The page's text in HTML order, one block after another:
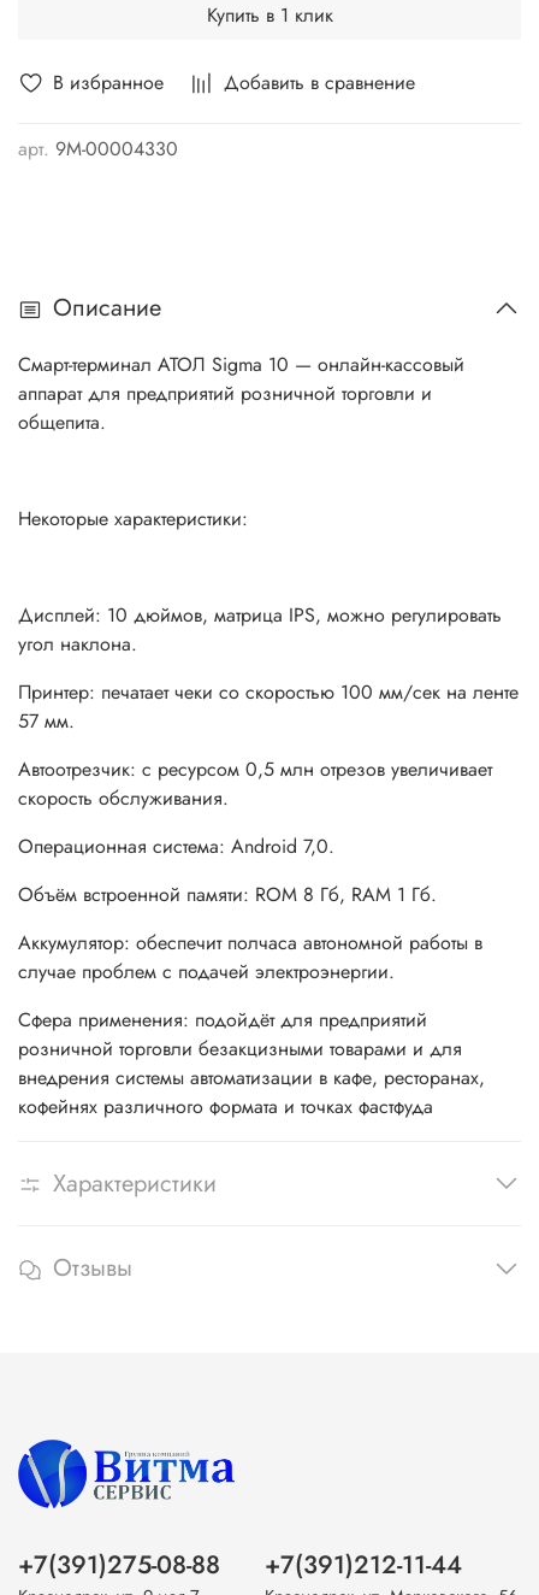
В избранное Добавить в сравнение
арт. 9М-00004330
Купить в 1 клик
Описание
Смарт-терминал АТОЛ Sigma 10 — онлайн-кассовый
аппарат для предприятий розничной торговли и
общепита.
Некоторые характеристики:
Дисплей: 10 дюймов, матрица IPS, можно регулировать
угол наклона.
Принтер: печатает чеки со скоростью 100 мм/сек на ленте
57 мм.
Автоотрезчик: с ресурсом 0,5 млн отрезов увеличивает
скорость обслуживания.
Операционная система: Android 7,0.
Объём встроенной памяти: ROM 8 Гб, RAM 1 Гб.
Аккумулятор: обеспечит полчаса автономной работы в
случае проблем с подачей электроэнергии.
Сфера применения: подойдёт для предприятий
розничной торговли безакцизными товарами и для
внедрения системы автоматизации в кафе, ресторанах,
кофейнях различного формата и точках фастфуда
Характеристики
Отзывы
+7(391)275-08-88 +7(391)212-11-44